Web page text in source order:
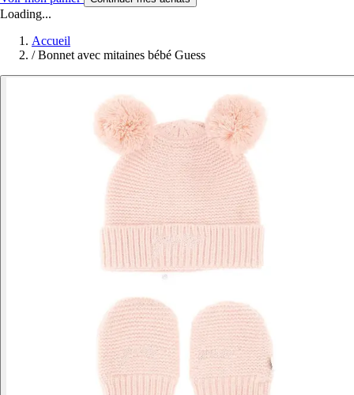
Loading...
Accueil
/ Bonnet avec mitaines bébé Guess